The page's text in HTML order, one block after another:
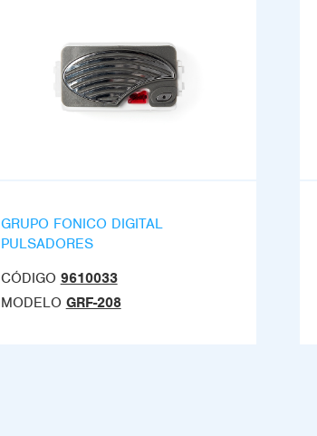
GRUPO FONICO DIGITAL
PULSADORES
CÓDIGO 9610033
MODELO GRF-208